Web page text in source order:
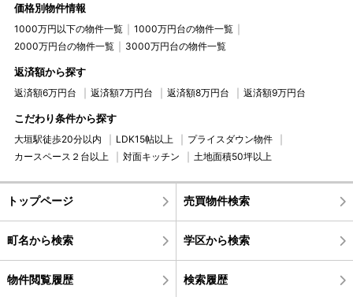
価格別物件情報
1000万円以下の物件一覧
1000万円台の物件一覧
2000万円台の物件一覧
3000万円台の物件一覧
返済額から探す
返済額6万円台 返済額7万円台 返済額8万円台 返済額9万円台
こだわり条件から探す
大垣駅徒歩20分以内 LDK15帖以上
プライスダウン物件
カースペース２台以上
対面キッチン 土地面積50坪以上
トップページ 売買物件検索
町名から検索 学区から検索
物件閲覧履歴 検索履歴